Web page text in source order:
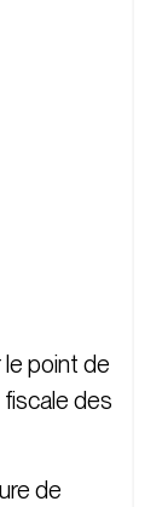
le point de
fiscale des
de